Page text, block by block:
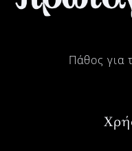
Πάθος για